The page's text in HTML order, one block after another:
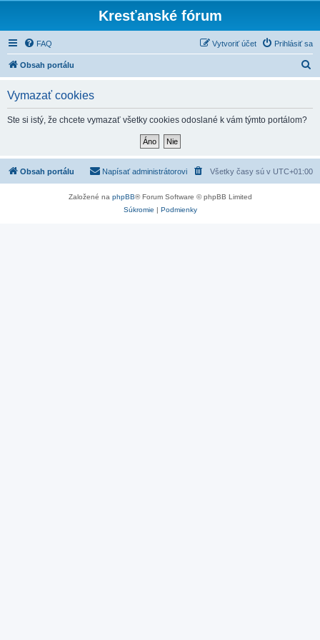
Kresťanské fórum
FAQ Prihlásiť sa
Vytvoriť účet
Obsah portálu
Vymazať cookies
Ste si istý, že chcete vymazať všetky cookies odoslané k vám týmto portálom?
Obsah portálu Všetky časy sú v UTC+01:00
Napísať administrátorovi
Založené na phpBB® Forum Software © phpBB Limited
Súkromie | Podmienky